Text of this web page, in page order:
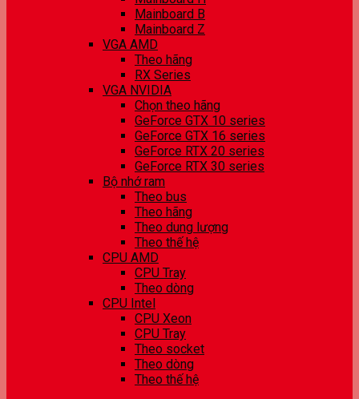
Mainboard B
Mainboard Z
VGA AMD
Theo hãng
RX Series
VGA NVIDIA
Chọn theo hãng
GeForce GTX 10 series
GeForce GTX 16 series
GeForce RTX 20 series
GeForce RTX 30 series
Bộ nhớ ram
Theo bus
Theo hãng
Theo dung lượng
Theo thế hệ
CPU AMD
CPU Tray
Theo dòng
CPU Intel
CPU Xeon
CPU Tray
Theo socket
Theo dòng
Theo thế hệ